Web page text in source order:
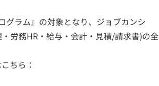
グラム』の対象となり、ジョブカンシ
労務HR・給与・会計・見積/請求書)の全
ちら：